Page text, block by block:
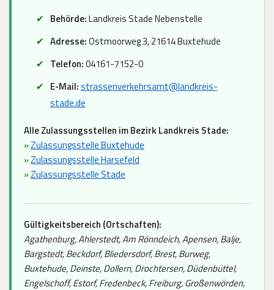
Behörde:Landkreis Stade Nebenstelle
Adresse:Ostmoorweg 3, 21614 Buxtehude
Telefon:04161-7152-0
E-Mail:strassenverkehrsamt@landkreis-
stade.de
Alle Zulassungsstellen im Bezirk Landkreis Stade:
»Zulassungsstelle Buxtehude
»Zulassungsstelle Harsefeld
»Zulassungsstelle Stade
Gültigkeitsbereich (Ortschaften):
Agathenburg, Ahlerstedt, Am Rönndeich, Apensen, Balje,
Bargstedt, Beckdorf, Bliedersdorf, Brest, Burweg,
Buxtehude, Deinste, Dollern, Drochtersen, Düdenbüttel,
Engelschoff, Estorf, Fredenbeck, Freiburg, Großenwörden,